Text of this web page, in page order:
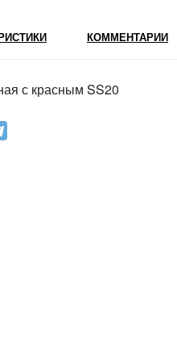
КОММЕНТАРИИ
с красным SS20